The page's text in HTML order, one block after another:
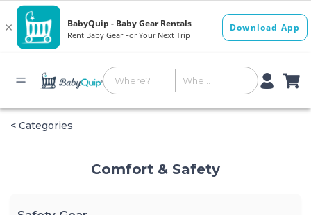
< Categories
Comfort & Safety